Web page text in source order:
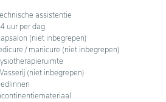
assistentie
uur per dag
(niet inbegrepen)
/ manicure (niet inbegrepen)
(niet inbegrepen)